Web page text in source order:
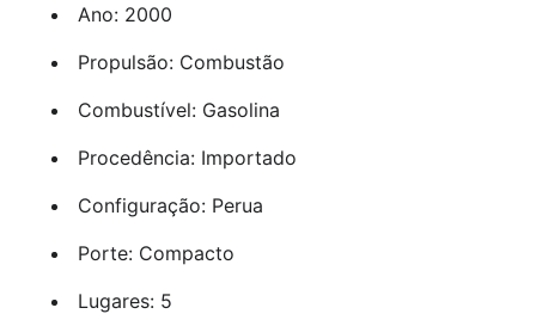
Ano: 2000
Propulsão: Combustão
Combustível: Gasolina
Procedência: Importado
Configuração: Perua
Porte: Compacto
Lugares: 5